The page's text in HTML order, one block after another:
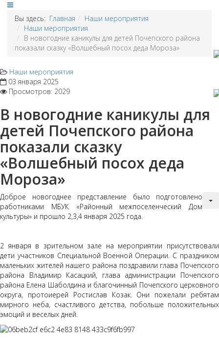
Вы здесь: Главная
Наши мероприятия
Наши мероприятия
В новогодние каникулы для детей Почепского района
показали сказку «Волшебный посох деда Мороза»
Наши мероприятия
03 января 2025
Просмотров: 2029
В новогодние каникулы для
детей Почепского района
показали сказку
«Волшебный посох деда
Мороза»
Доброе новогоднее представление было подготовлено
работниками МБУК «Районный межпоселенческий Дом
культуры» и прошло 2,3,4 января 2025 года.
2 января в зрительном зале на мероприятии присутствовали
дети участников Специальной Военной Операции. С праздником
маленьких жителей нашего района поздравили глава Почепского
района Владимир Касацкий, глава администрации Почепского
района Елена Шаболдина и благочинный Почепского церковного
округа, протоиерей Ростислав Козак. Они пожелали ребятам
мирного неба, счастливого детства, побольше положительных
эмоций и веселых дней.